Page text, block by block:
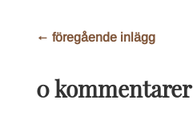
← föregående inlägg
0 kommentarer